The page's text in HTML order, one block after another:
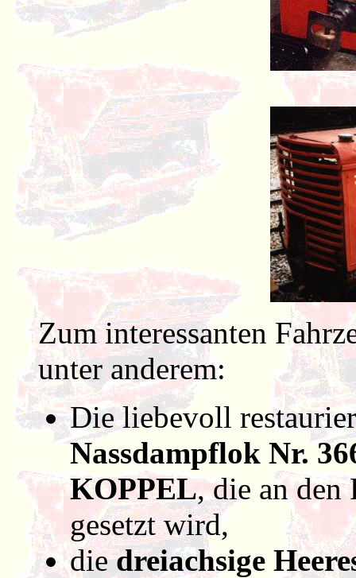
Zum interessanten
unter anderem:
Die liebevoll
Nassdampflok Nr.
KOPPEL, die an den
gesetzt wird,
diedreiachsige